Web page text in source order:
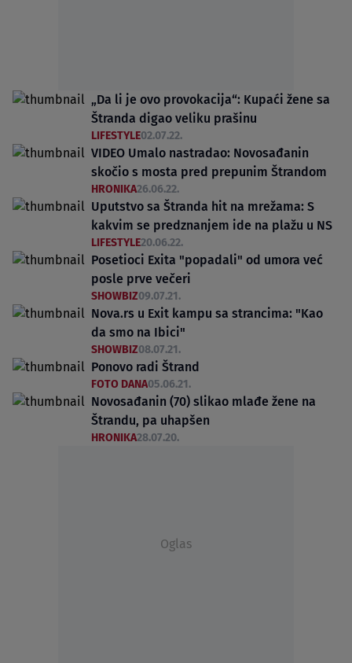
„Da li je ovo provokacija“: Kupaći žene sa
Štranda digao veliku prašinu
LIFESTYLE02.07.22.
VIDEO Umalo nastradao: Novosađanin
skočio s mosta pred prepunim Štrandom
HRONIKA26.06.22.
Uputstvo sa Štranda hit na mrežama: S
kakvim se predznanjem ide na plažu u NS
LIFESTYLE20.06.22.
Posetioci Exita "popadali" od umora već
posle prve večeri
SHOWBIZ09.07.21.
Nova.rs u Exit kampu sa strancima: "Kao
da smo na Ibici"
SHOWBIZ08.07.21.
Ponovo radi Štrand
FOTO DANA05.06.21.
Novosađanin (70) slikao mlađe žene na
Štrandu, pa uhapšen
HRONIKA28.07.20.
Oglas